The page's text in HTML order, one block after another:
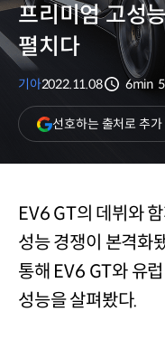
프리미엄 고성
펼치다
기아2022.11.08
6min
선호하는 출처로 추가(
EV6 GT의 데뷔와
성능 경쟁이 본격화
통해 EV6 GT와 유
성능을 살펴봤다.